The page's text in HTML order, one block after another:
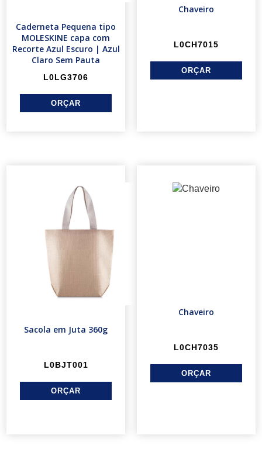
Caderneta Pequena tipo
MOLESKINE capa com
Recorte Azul Escuro | Azul
Claro Sem Pauta
L0LG3706
Chaveiro
L0CH7015
Sacola em Juta 360g
L0BJT001
Chaveiro
L0CH7035